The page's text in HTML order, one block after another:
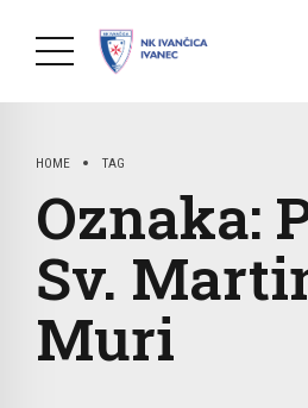
HOME TAG
Oznaka:
Sv.
Muri